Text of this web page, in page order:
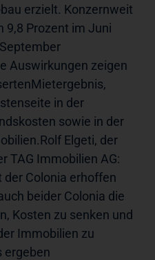
erzielt. Konzernweit
9,8 Prozent im Juni
Auswirkungen zeigen
in der
sowie in der
Elgeti, der
TAG Immobilien AG:
Colonia erhoffen
beider Colonia die
Kosten zu senken und
Immobilien zu
ergeben